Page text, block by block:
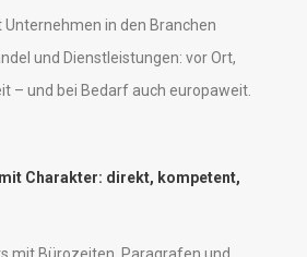
Unternehmen in den Branchen
und Dienstleistungen: vor Ort,
– und bei Bedarf auch europaweit.
Charakter: direkt, kompetent,